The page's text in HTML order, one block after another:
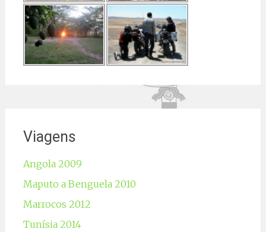
Viagens
Angola 2009
Maputo a Benguela 2010
Marrocos 2012
Tunísia 2014